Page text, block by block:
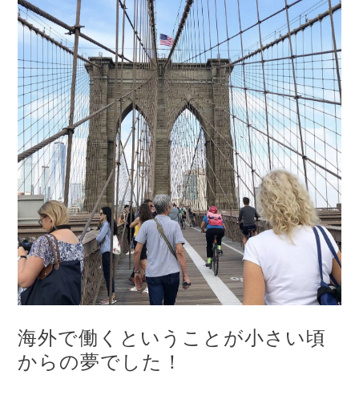
海外で働くということが小さい頃
からの夢でした！